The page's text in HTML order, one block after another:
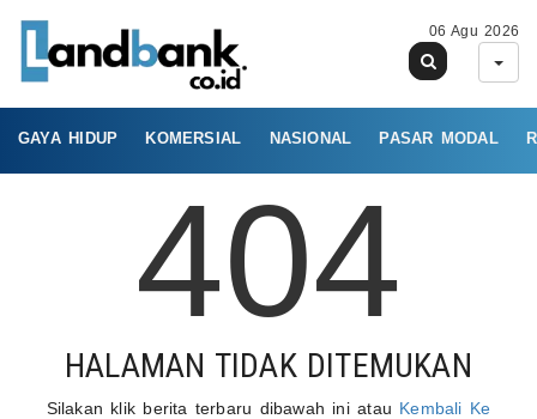
06 Agu 2026
GAYA HIDUP KOMERSIAL NASIONAL PASAR MODAL
404
HALAMAN TIDAK DITEMUKAN
Silakan klik berita terbaru dibawah ini atau Kembali Ke